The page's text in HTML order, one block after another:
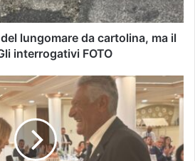
lungomare da cartolina, ma il
interrogativi FOTO